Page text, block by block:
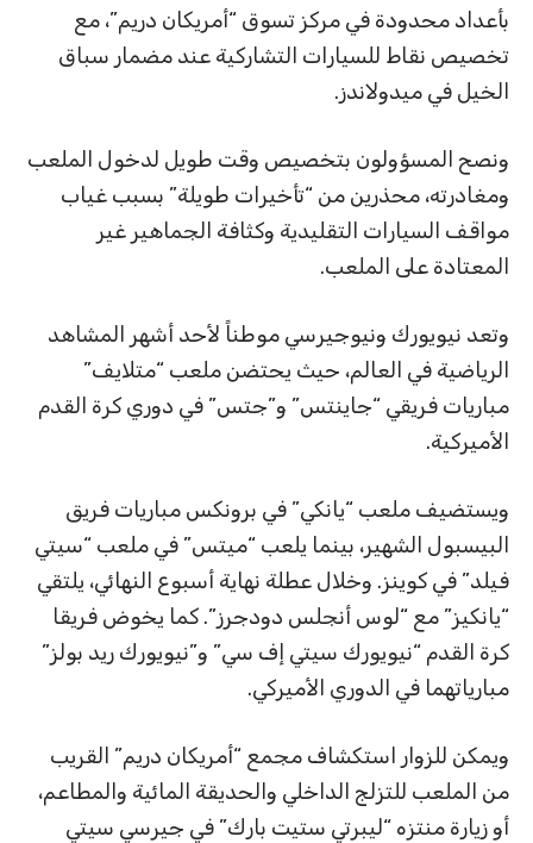
بأعداد محدودة في مركز تسوق “أمريكان دريم”، مع
تخصيص نقاط للسيارات التشاركية عند مضمار سباق
الخيل في ميدولاندز.
ونصح المسؤولون بتخصيص وقت طويل لدخول الملعب
ومغادرته، محذرين من “تأخيرات طويلة” بسبب غياب
مواقف السيارات التقليدية وكثافة الجماهير غير
المعتادة على الملعب.
وتعد نيويورك ونيوجيرسي موطناً لأحد أشهر المشاهد
الرياضية في العالم، حيث يحتضن ملعب “متلايف”
مباريات فريقي “جاينتس” و”جتس” في دوري كرة القدم
الأميركية.
ويستضيف ملعب “يانكي” في برونكس مباريات فريق
البيسبول الشهير، بينما يلعب “ميتس” في ملعب “سيتي
فيلد” في كوينز. وخلال عطلة نهاية أسبوع النهائي، يلتقي
“يانكيز” مع “لوس أنجلس دودجرز”. كما يخوض فريقا
كرة القدم “نيويورك سيتي إف سي” و”نيويورك ريد بولز”
مبارياتهما في الدوري الأميركي.
ويمكن للزوار استكشاف مجمع “أمريكان دريم” القريب
من الملعب للتزلج الداخلي والحديقة المائية والمطاعم،
أو زيارة منتزه “ليبرتي ستيت بارك” في جيرسي سيتي